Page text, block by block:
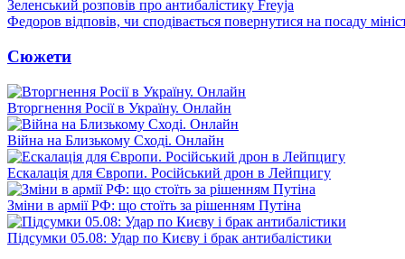
Зеленський розповів про антибалістику Freyja
Федоров відповів, чи сподівається повернутися на посаду
Сюжети
Вторгнення Росії в Україну. Онлайн
Війна на Близькому Сході. Онлайн
Ескалація для Європи. Російський дрон в Лейпцигу
Зміни в армії РФ: що стоїть за рішенням Путіна
Підсумки 05.08: Удар по Києву і брак антибалістики